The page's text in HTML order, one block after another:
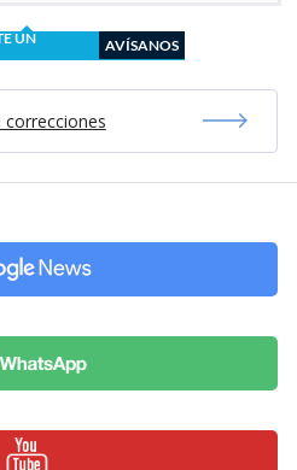
UN
AVÍSANOS
correcciones